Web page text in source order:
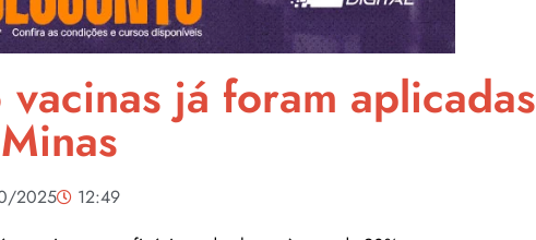
já foram aplicadas
2025
12:49